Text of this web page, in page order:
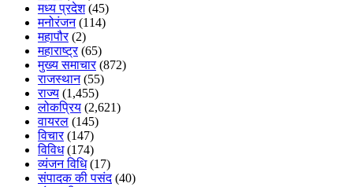
मध्य प्रदेश(45)
मनोरंजन(114)
महापौर(2)
महाराष्ट्र(65)
मुख्य समाचार(872)
राजस्थान(55)
राज्य (1,455)
लोकप्रिय (2,621)
वायरल (145)
विचार(147)
विविध(174)
व्यंजन विधि(17)
संपादक की पसंद(40)